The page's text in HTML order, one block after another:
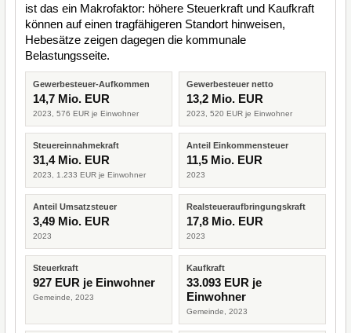
ist das ein Makrofaktor: höhere Steuerkraft und Kaufkraft
können auf einen tragfähigeren Standort hinweisen,
Hebesätze zeigen dagegen die kommunale
Belastungsseite.
Gewerbesteuer-Aufkommen
14,7 Mio. EUR
2023, 576 EUR je Einwohner
Gewerbesteuer netto
13,2 Mio. EUR
2023, 520 EUR je Einwohner
Steuereinnahmekraft
31,4 Mio. EUR
2023, 1.233 EUR je Einwohner
Anteil Einkommensteuer
11,5 Mio. EUR
2023
Anteil Umsatzsteuer
3,49 Mio. EUR
2023
Realsteueraufbringungskraft
17,8 Mio. EUR
2023
Steuerkraft
927 EUR je Einwohner
Gemeinde, 2023
Kaufkraft
33.093 EUR je
Einwohner
Gemeinde, 2023